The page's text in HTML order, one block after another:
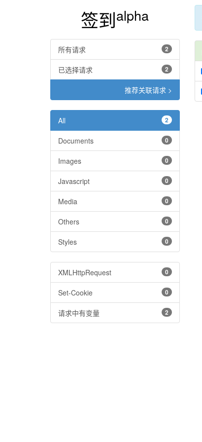
签到alpha
2
所有请求
2
已选择请求
推荐关联请求 >
2
All
0
Documents
0
Images
0
Javascript
0
Media
0
Others
0
Styles
0
XMLHttpRequest
0
Set-Cookie
2
请求中有变量